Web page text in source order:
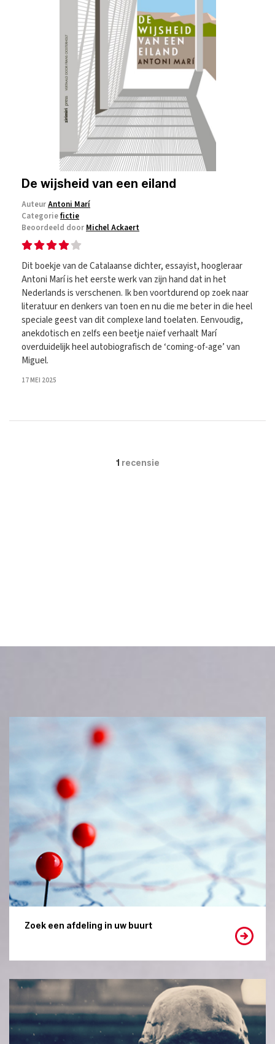
De wijsheid van een eiland
AuteurAntoni Marí
Categoriefictie
Beoordeeld door Michel Ackaert
Dit boekje van de Catalaanse dichter, essayist, hoogleraar
Antoni Marí is het eerste werk van zijn hand dat in het
Nederlands is verschenen. Ik ben voortdurend op zoek naar
literatuur en denkers van toen en nu die me beter in die heel
speciale geest van dit complexe land toelaten. Eenvoudig,
anekdotisch en zelfs een beetje naïef verhaalt Marí
overduidelijk heel autobiografisch de ‘coming-of-age’ van
Miguel.
17 MEI 2025
1 recensie
Zoek een afdeling in uw buurt